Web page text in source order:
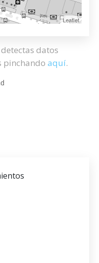
Leaflet
datos
pinchando aquí.